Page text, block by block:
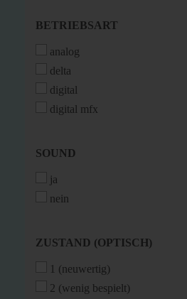
BETRIEBSART
BETRIEBSART
analog
delta
digital
digital mfx
SOUND
SOUND
ja
nein
ZUSTAND
ZUSTAND (OPTISCH)
1 (neuwertig)
2 (wenig bespielt)